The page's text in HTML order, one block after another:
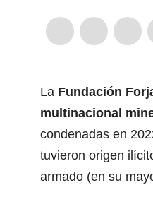
La Fundación
multinacional
condenadas en
tuvieron origen
armado (en su